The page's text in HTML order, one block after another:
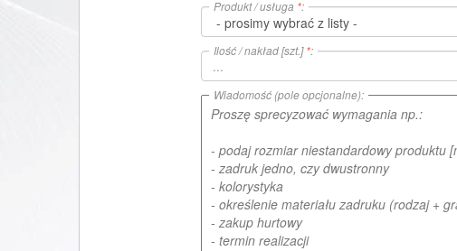
Produkt / usługa *:
Ilość / nakład [szt.]*:
Wiadomość (pole opcjonalne):